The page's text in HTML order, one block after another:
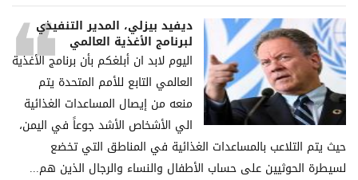
ديفيد بيزلي، المدير التنفيذي
لبرنامج الأغذية العالمي
اليوم لابد ان أبلغكم بأن برنامج الأغذية
العالمي التابع للأمم المتحدة يتم
منعه من إيصال المساعدات الغذائية
الي الأشخاص الأشد جوعاً في اليمن،
حيث يتم التلاعب بالمساعدات الغذائية في المناطق التي تخضع
لسيطرة الحوثيين على حساب الأطفال والنساء والرجال الذين هم...